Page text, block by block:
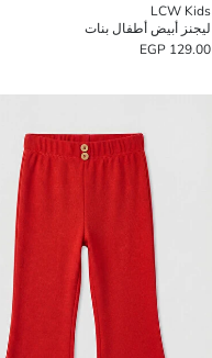
LCW Kids
ليجنز أبيض أطفال بنات
129.00 EGP